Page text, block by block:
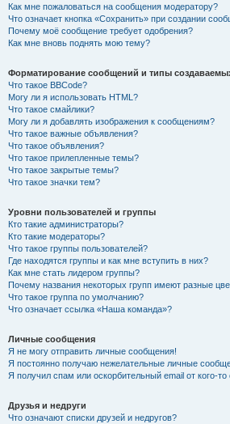
Как мне пожаловаться на сообщения модератору?
Что означает кнопка «Сохранить» при создании
Почему моё сообщение требует одобрения?
Как мне вновь поднять мою тему?
Форматирование сообщений и типы
Что такое BBCode?
Могу ли я использовать HTML?
Что такое смайлики?
Могу ли я добавлять изображения к сообщениям?
Что такое важные объявления?
Что такое объявления?
Что такое прилепленные темы?
Что такое закрытые темы?
Что такое значки тем?
Уровни пользователей и группы
Кто такие администраторы?
Кто такие модераторы?
Что такое группы пользователей?
Где находятся группы и как мне вступить в них?
Как мне стать лидером группы?
Почему названия некоторых групп имеют разные
Что такое группа по умолчанию?
Что означает ссылка «Наша команда»?
Личные сообщения
Я не могу отправить личные сообщения!
Я постоянно получаю нежелательные личные
Я получил спам или оскорбительный email от кого-
Друзья и недруги
Что означают списки друзей и недругов?